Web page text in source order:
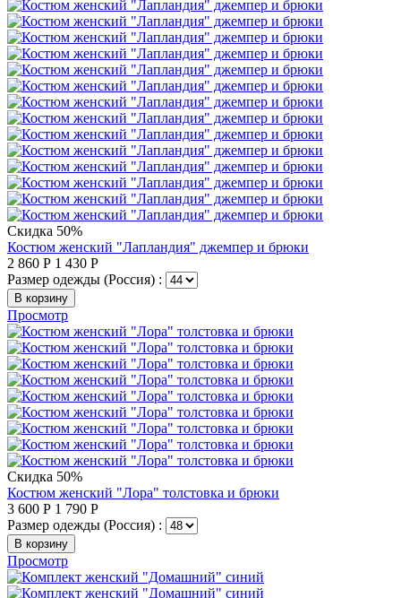
Скидка 50%
Костюм женский "Лапландия" джемпер и брюки
2 860 Р 1 430 Р
Размер одежды (Россия) :
В корзину
Просмотр
Скидка 50%
Костюм женский "Лора" толстовка и брюки
3 600 Р 1 790 Р
Размер одежды (Россия) :
В корзину
Просмотр